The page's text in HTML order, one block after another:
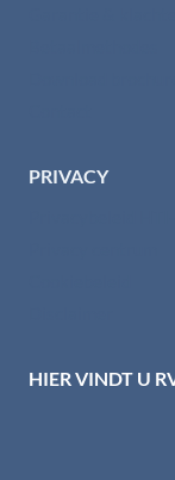
PRIVACY
HIER VINDT U